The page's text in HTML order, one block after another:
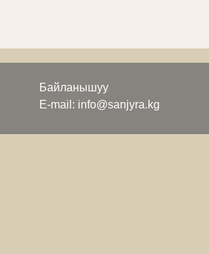
Байланышуу
E-mail: info@sanjyra.kg